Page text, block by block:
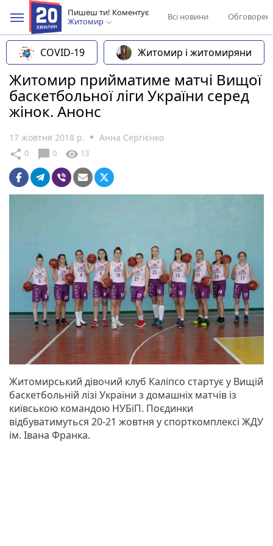
Пишеш ти! Коментує
Житомир
Всі новини
COVID-19 Житомир і житомиряни
Житомир прийматиме матчі Вищої
баскетбольної ліги України серед
жінок. Анонс
17 жовтня 2018 р. Анна Сергієнко
share 0 chat_bubble 0 visibility 13
Житомирський дівочий клуб Каліпсо стартує у Вищій
баскетбольній лізі України з домашніх матчів із
київською командою НУБіП. Поєдинки
відбуватимуться 20-21 жовтня у спорткомплексі ЖДУ
ім. Івана Франка.